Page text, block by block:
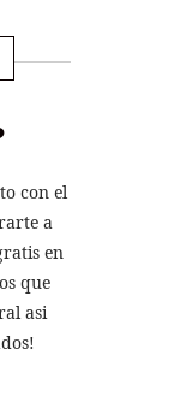
con el
a
en
que
asi